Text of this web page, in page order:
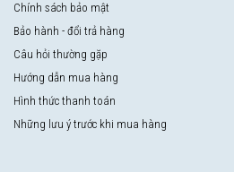
Chính sách bảo mật
Bảo hành - đổi trả hàng
Câu hỏi thường gặp
Hướng dẫn mua hàng
Hình thức thanh toán
Những lưu ý trước khi mua hàng